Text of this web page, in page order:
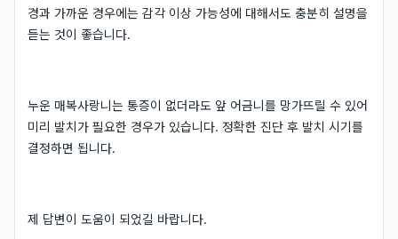
경과 가까운 경우에는 감각 이상 가능성에 대해서도 충분히 설명을
듣는 것이 좋습니다.
누운 매복사랑니는 통증이 없더라도 앞 어금니를 망가뜨릴 수 있어
미리 발치가 필요한 경우가 있습니다. 정확한 진단 후 발치 시기를
결정하면 됩니다.
제 답변이 도움이 되었길 바랍니다.